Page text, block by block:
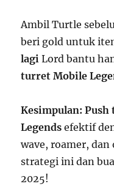
Ambil Turtle
beri gold untuk
lagi Lord bantu
turret Mobile
Kesimpulan: Push
Legends efektif
wave, roamer,
strategi ini dan
2025!